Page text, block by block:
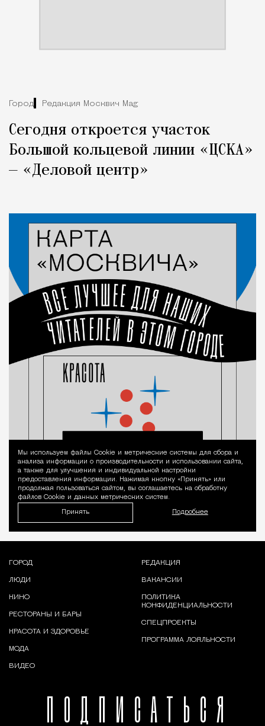
Город Редакция Москвич Mag
Сегодня откроется участок
Большой кольцевой линии «ЦСКА»
— «Деловой центр»
Уведомление
Мы используем файлы Сookie и метрические системы для сбора и
анализа информации о производительности и использовании сайта,
а также для улучшения и индивидуальной настройки
предоставления информации. Нажимая кнопку «Принять» или
продолжая пользоваться сайтом, вы соглашаетесь на обработку
файлов Cookie и данных метрических систем.
Принять Подробнее
ПОДПИСАТЬСЯ
ГОРОД
ЛЮДИ
КИНО
РЕСТОРАНЫ И БАРЫ
КРАСОТА И ЗДОРОВЬЕ
МОДА
ВИДЕО
РЕДАКЦИЯ
ВАКАНСИИ
ПОЛИТИКА
КОНФИДЕНЦИАЛЬНОСТИ
СПЕЦПРОЕКТЫ
ПРОГРАММА ЛОЯЛЬНОСТИ